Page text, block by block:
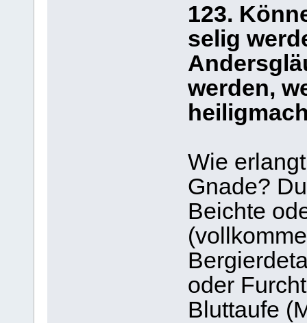
123.
selig
werden,
Wie
Gnade?
Beichte
oder
Bluttaufe